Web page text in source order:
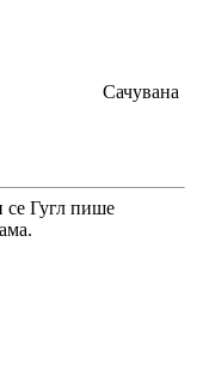
Сачувана
се Гугл пише